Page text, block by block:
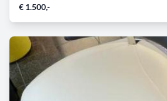
€ 1.500,-